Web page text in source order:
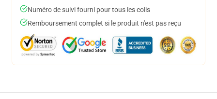
Numéro de suivi fourni pour tous les colis
Remboursement complet si le produit n'est pas reçu